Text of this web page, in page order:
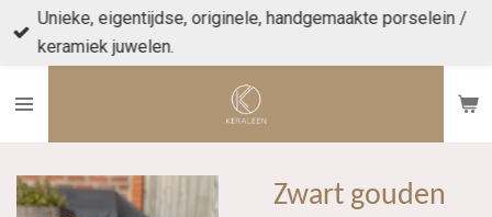
Ga
direct
de
Unieke, eigentijdse, originele, handgemaakte porselein /
keramiek juwelen.
Zwart gouden